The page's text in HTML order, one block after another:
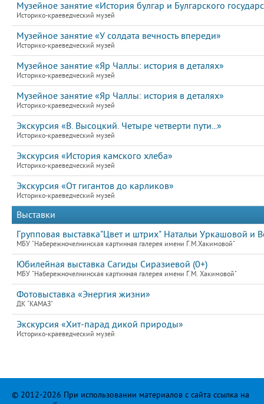
Музейное занятие «История булгар и Булгарского
Историко-краеведческий музей
Музейное занятие «У солдата вечность впереди»
Историко-краеведческий музей
Музейное занятие «Яр Чаллы: история в деталях»
Историко-краеведческий музей
Музейное занятие «Яр Чаллы: история в деталях»
Историко-краеведческий музей
Экскурсия «В. Высоцкий. Четыре четверти пути...»
Историко-краеведческий музей
Экскурсия «История камского хлеба»
Историко-краеведческий музей
Экскурсия «От гигантов до карликов»
Историко-краеведческий музей
Выставки
Групповая выставка"Цвет и штрих" Натальи Уркашовой и
МБУ "Набережночелнинская картинная галерея имени Г.М.Хакимовой"
Юбилейная выставка Сагиды Сиразиевой (0+)
МБУ "Набережночелнинская картинная галерея имени Г.М. Хакимовой"
Фотовыставка «Энергия жизни»
ДК "КАМАЗ"
Экскурсия «Хит-парад дикой природы»
Историко-краеведческий музей
© 2012-2026 При использовании материалов с сайта ссылка на